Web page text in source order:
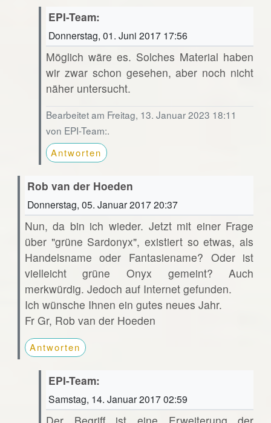
EPI-Team:
Donnerstag, 01. Juni 2017 17:56
Möglich wäre es. Solches Material haben
wir zwar schon gesehen, aber noch nicht
näher untersucht.
Bearbeitet am Freitag, 13. Januar 2023 18:11
von EPI-Team:.
Antworten
Rob van der Hoeden
Donnerstag, 05. Januar 2017 20:37
Nun, da bin ich wieder. Jetzt mit einer Frage
über "grüne Sardonyx", existiert so etwas, als
Handelsname oder Fantasiename? Oder ist
vielleicht grüne Onyx gemeint? Auch
merkwürdig. Jedoch auf Internet gefunden.
Ich wünsche Ihnen ein gutes neues Jahr.
Fr Gr, Rob van der Hoeden
Antworten
EPI-Team:
Samstag, 14. Januar 2017 02:59